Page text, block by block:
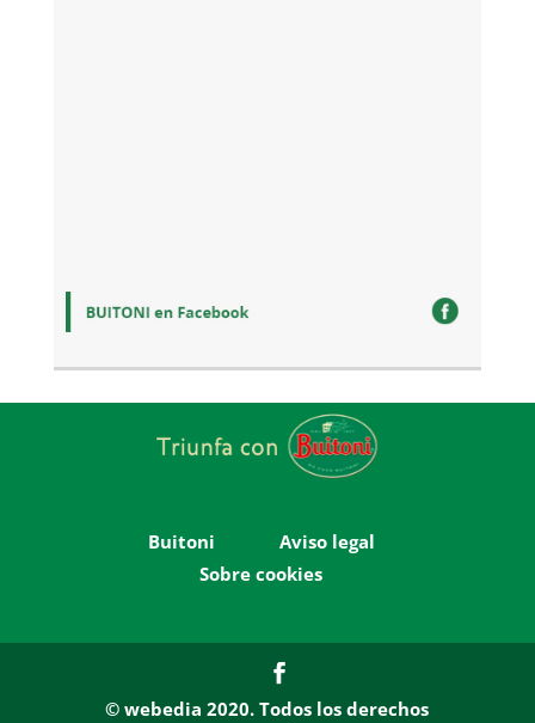
Buitoni
Aviso legal
Sobre cookies
© webedia 2020. Todos los derechos